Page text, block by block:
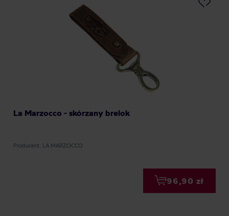
La Marzocco - skórzany brelok
Producent: LA MARZOCCO
96,90 zł